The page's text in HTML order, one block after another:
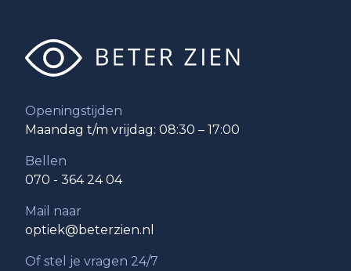
Openingstijden
Maandag t/m vrijdag: 08:30 – 17:00
Bellen
070 - 364 24 04
Mail naar
optiek@beterzien.nl
Of stel je vragen 24/7